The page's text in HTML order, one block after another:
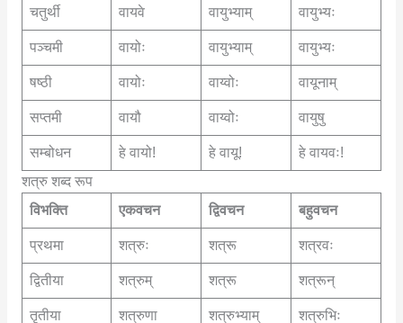
चतुर्थी वायवे वायुभ्याम् वायुभ्यः
पञ्चमी वायोः वायुभ्याम् वायुभ्यः
षष्ठी वायोः वाय्वोः वायूनाम्
सप्तमी वायौ वाय्वोः वायुषु
सम्बोधन हे वायो! हे वायू!
हे वायवः!
शत्रु शब्द रूप
विभक्ति
एकवचन द्विवचन बहुवचन
प्रथमा शत्रुः शत्रू शत्रवः
द्वितीया शत्रुम् शत्रू शत्रून्
तृतीया शत्रुणा शत्रुभ्याम् शत्रुभिः